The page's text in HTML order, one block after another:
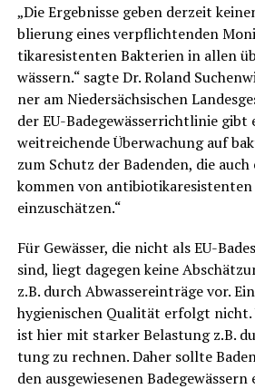
„Die Ergeb­nis­se geben der­zeit
blie­rung eines ver­pflich­ten­den
ti­ka­re­sis­ten­ten Bak­te­ri­en in allen
wäs­sern.“ sag­te Dr. Roland
ner am Nie­der­säch­si­schen
der EU-Bade­ge­wäs­ser­richt­li­nie gibt
weit­rei­chen­de Über­wa­chung auf
zum Schutz der Baden­den, die
kom­men von anti­bio­ti­ka­re­sis­ten­ten
einzuschätzen.“
Für Gewäs­ser, die nicht als EU-
sind, liegt dage­gen kei­ne
z.B. durch Abwas­ser­ein­trä­ge vor.
hygie­ni­schen Qua­li­tät erfolgt nicht.
ist hier mit star­ker Belas­tung z.B.
tung zu rech­nen. Daher soll­te
den aus­ge­wie­se­nen